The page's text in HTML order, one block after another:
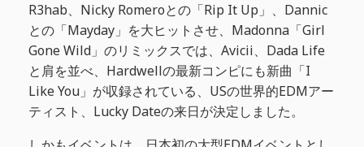
R3hab、Nicky Romeroとの「Rip It Up」、Dannic
との「Mayday」を大ヒットさせ、Madonna「Girl
Gone Wild」のリミックスでは、Avicii、Dada Life
と肩を並べ、Hardwellの最新コンピにも新曲「I
Like You」が収録されている、USの世界的EDMアー
ティスト、Lucky Dateの来日が決定しました。